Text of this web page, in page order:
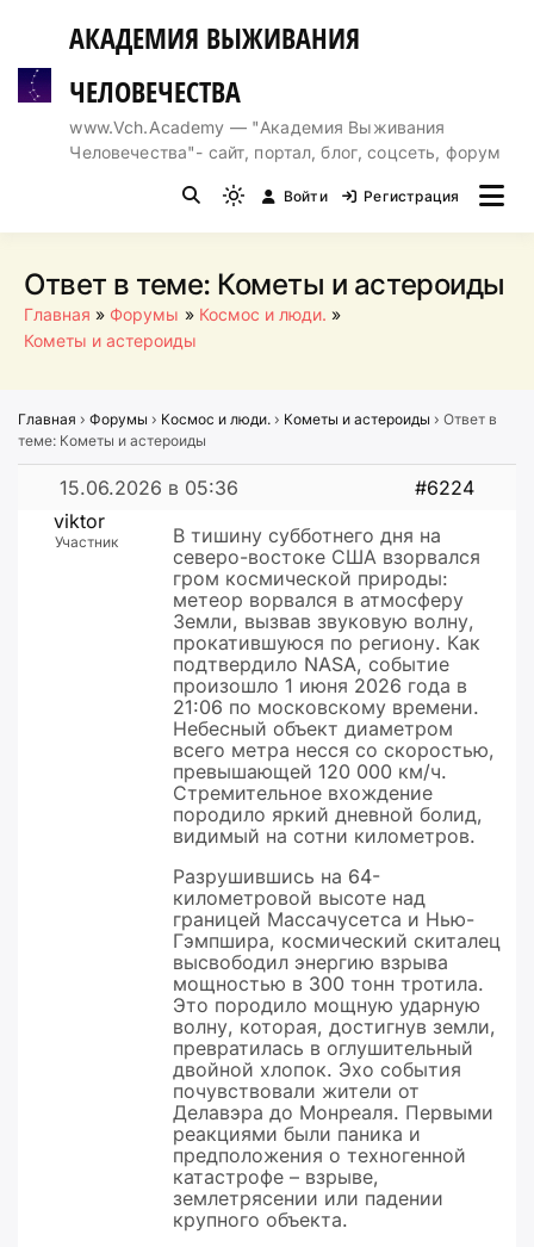
содержимому
АКАДЕМИЯ ВЫЖИВАНИЯ
ЧЕЛОВЕЧЕСТВА
www.Vch.Academy — "Академия Выживания
Человечества"- сайт, портал, блог, соцсеть, форум
Light
mode
(click
to
switch
Войти Регистрация
Ответ в теме: Кометы и астероиды
Главная Форумы
Космос и люди.
Кометы и астероиды
Главная › Форумы › Космос и люди. › Кометы и астероиды › Ответ в
теме: Кометы и астероиды
15.06.2026 в 05:36
#6224
viktor
Участник
В тишину субботнего дня на
северо-востоке США взорвался
гром космической природы:
метеор ворвался в атмосферу
Земли, вызвав звуковую волну,
прокатившуюся по региону. Как
подтвердило NASA, событие
произошло 1 июня 2026 года в
21:06 по московскому времени.
Небесный объект диаметром
всего метра несся со скоростью,
превышающей 120 000 км/ч.
Стремительное вхождение
породило яркий дневной болид,
видимый на сотни километров.
Разрушившись на 64-
километровой высоте над
границей Массачусетса и Нью-
Гэмпшира, космический скиталец
высвободил энергию взрыва
мощностью в 300 тонн тротила.
Это породило мощную ударную
волну, которая, достигнув земли,
превратилась в оглушительный
двойной хлопок. Эхо события
почувствовали жители от
Делавэра до Монреаля. Первыми
реакциями были паника и
предположения о техногенной
катастрофе – взрыве,
землетрясении или падении
крупного объекта.